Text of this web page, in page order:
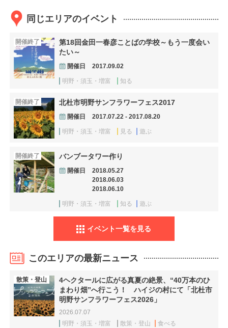
同じエリアのイベント
開催終了
第18回金田一春彦ことばの学校～もう一度会い
たい～
開催日 2017.09.02
明野・須玉・増富 知る
開催終了 北杜市明野サンフラワーフェス2017
開催日 2017.07.22 - 2017.08.20
明野・須玉・増富 見る 遊ぶ
開催終了 バンブータワー作り
開催日
2018.05.27
2018.06.03
2018.06.10
明野・須玉・増富 知る 遊ぶ
イベント一覧を見る
このエリアの最新ニュース
散策・登山
4ヘクタールに広がる真夏の絶景、“40万本のひ
まわり畑”へ行こう！ ハイジの村にて「北杜市
明野サンフラワーフェス2026」
2026.07.07
明野・須玉・増富
散策・登山
食べる